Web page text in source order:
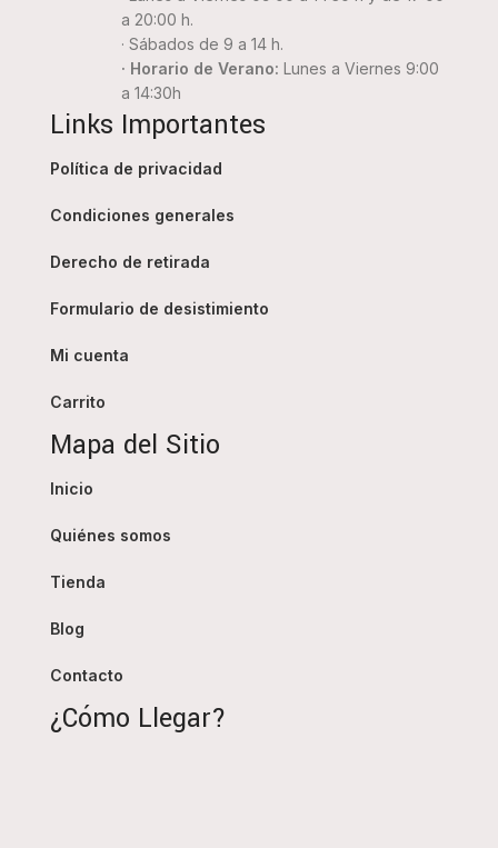
a 20:00 h.
· Sábados de 9 a 14 h.
· Horario de Verano: Lunes a Viernes 9:00
a 14:30h
Links Importantes
Política de privacidad
Condiciones generales
Derecho de retirada
Formulario de desistimiento
Mi cuenta
Carrito
Mapa del Sitio
Inicio
Quiénes somos
Tienda
Blog
Contacto
¿Cómo Llegar?